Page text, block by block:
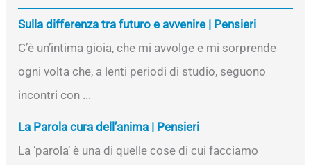
Sulla differenza tra futuro e avvenire | Pensieri
C’è un’intima gioia, che mi avvolge e mi sorprende
ogni volta che, a lenti periodi di studio, seguono
incontri con ...
La Parola cura dell’anima | Pensieri
La ‘parola’ è una di quelle cose di cui facciamo